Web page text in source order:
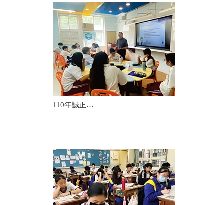
110年誠正國中(林瓊雯)